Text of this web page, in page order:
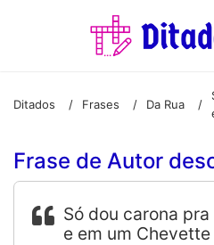
Ditados / Frases / Da Rua /
Frase de Autor
Só dou carona
e em um Chevette